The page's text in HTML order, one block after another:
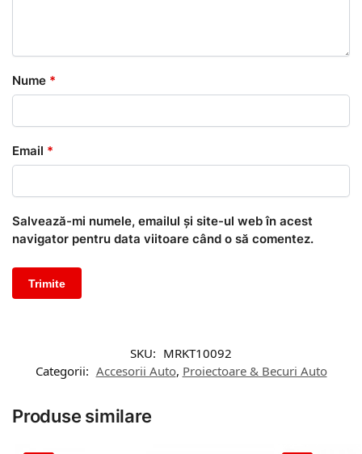
Nume *
Email *
Salvează-mi numele, emailul și site-ul web în acest
navigator pentru data viitoare când o să comentez.
SKU: MRKT10092
Categorii: Accesorii Auto, Proiectoare & Becuri Auto
Produse similare